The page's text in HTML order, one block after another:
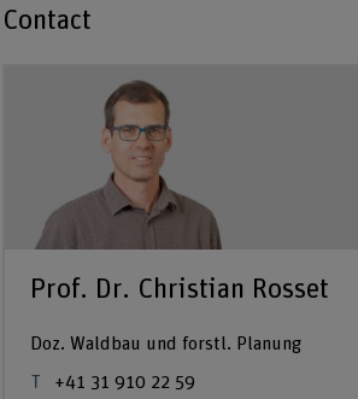
Contact
Prof. Dr. Christian Rosset
Doz. Waldbau und forstl. Planung
+41 31 910 22 59